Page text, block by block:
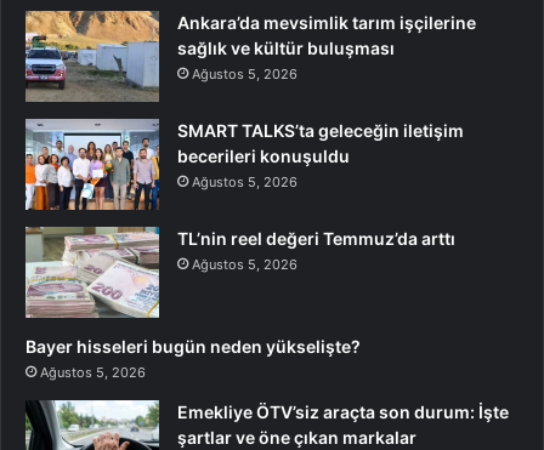
Ankara’da mevsimlik tarım işçilerine
sağlık ve kültür buluşması
Ağustos 5, 2026
SMART TALKS’ta geleceğin iletişim
becerileri konuşuldu
Ağustos 5, 2026
TL’nin reel değeri Temmuz’da arttı
Ağustos 5, 2026
Bayer hisseleri bugün neden yükselişte?
Ağustos 5, 2026
Emekliye ÖTV’siz araçta son durum: İşte
şartlar ve öne çıkan markalar